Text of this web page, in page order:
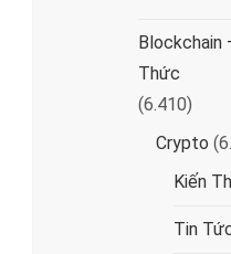
Blockchain
Thức
(6.410)
Crypto
Kiến
Tin